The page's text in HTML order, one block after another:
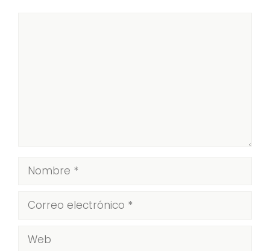
Nombre
Correo
electrónico
Web